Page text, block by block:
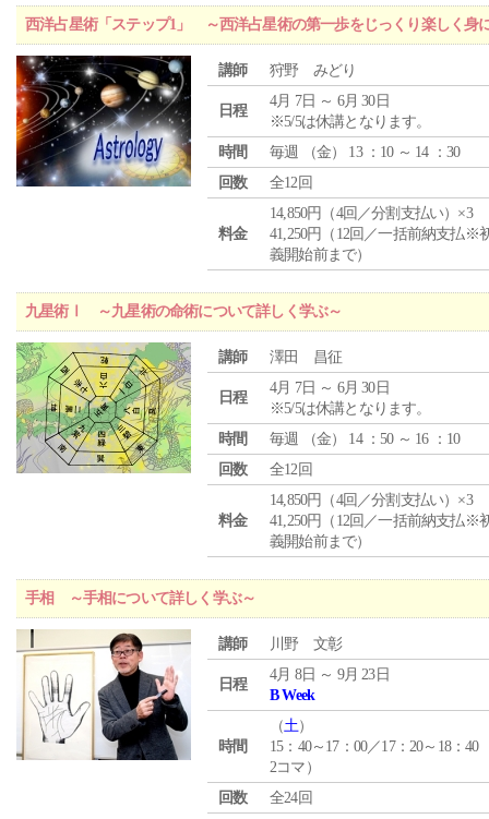
西洋占星術「ステップ1」 ～西洋占星術の第一歩をじっくり楽しく身
講師 狩野 みどり
日程
4月 7日 ～ 6月 30日
※5/5は休講となります。
時間
毎週 （金） 13 ：10 ～ 14 ：30
回数
全12回
料金
14,850円（4回／分割支払い）×3
41,250円（12回／一括前納支払※
義開始前まで）
九星術Ⅰ ～九星術の命術について詳しく学ぶ～
講師 澤田 昌征
日程
4月 7日 ～ 6月 30日
※5/5は休講となります。
時間
毎週 （金） 14 ：50 ～ 16 ：10
回数
全12回
料金
14,850円（4回／分割支払い）×3
41,250円（12回／一括前納支払※
義開始前まで）
手相 ～手相について詳しく学ぶ～
講師 川野 文彰
日程
4月 8日 ～ 9月 23日
B Week
時間
（土）
15：40～17：00／17：20～18：40
2コマ）
回数
全24回